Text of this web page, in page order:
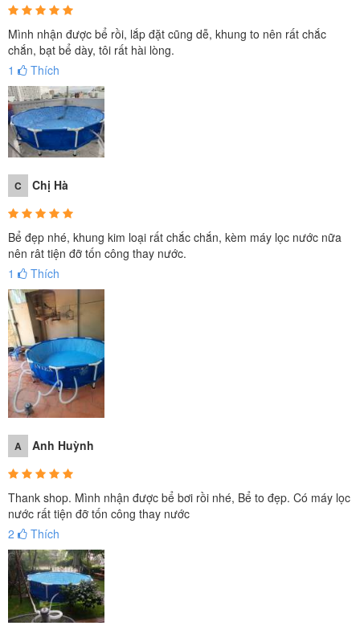
Mình nhận được bể rồi, lắp đặt cũng dễ, khung to nên rất chắc
chắn, bạt bể dày, tôi rất hài lòng.
1
Thích
C Chị Hà
Bể đẹp nhé, khung kim loại rất chắc chắn, kèm máy lọc nước nữa
nên rât tiện đỡ tốn công thay nước.
1
Thích
A Anh Huỳnh
Thank shop. Mình nhận được bể bơi rồi nhé, Bể to đẹp. Có máy lọc
nước rất tiện đỡ tốn công thay nước
2
Thích